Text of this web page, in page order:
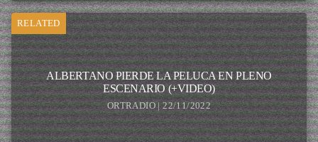
RELATED
ALBERTANO PIERDE LA PELUCA EN PLENO
ESCENARIO (+VIDEO)
ORTRADIO | 22/11/2022